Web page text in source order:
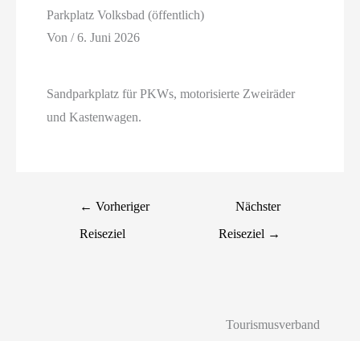
Parkplatz Volksbad (öffentlich)
Von/6. Juni 2026
Sandparkplatz für PKWs, motorisierte Zweiräder
und Kastenwagen.
← Vorheriger
Reiseziel
Nächster
Reiseziel →
Tourismusverband